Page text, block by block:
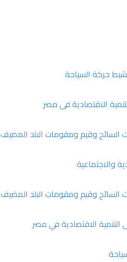
حركة السياحة
الاقتصادية فى مصر
السائح وقيم ومقومات البلد المضيف
والاجتماعية
السائح وقيم ومقومات البلد المضيف
التنمية الاقتصادية في مصر